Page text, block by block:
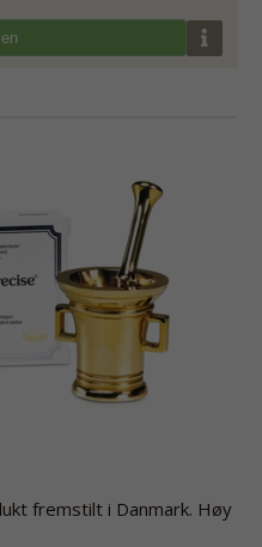
fremstilt i Danmark. Høy